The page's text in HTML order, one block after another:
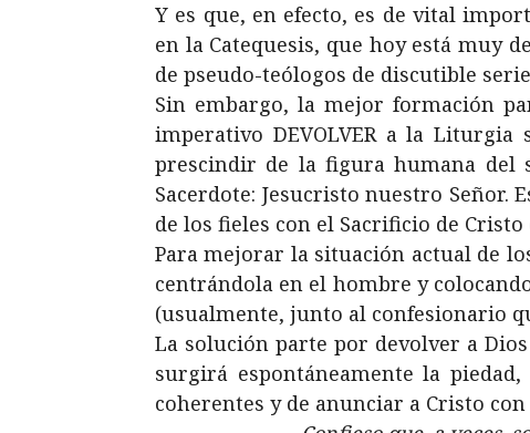
Y es que, en efecto, es de vital
en la Catequesis, que hoy está muy
de pseudo-teólogos de discutible
Sin embargo, la mejor formación
imperativo DEVOLVER a la
prescindir de la figura humana del
Sacerdote: Jesucristo nuestro Señor.
de los fieles con el Sacrificio de
Para mejorar la situación actual de
centrándola en el hombre y
(usualmente, junto al confesionario
La solución parte por devolver a
surgirá espontáneamente la
coherentes y de anunciar a Cristo